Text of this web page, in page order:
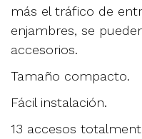
más el tráfico de
enjambres, se
accesorios.
Tamaño compacto.
Fácil instalación.
13 accesos